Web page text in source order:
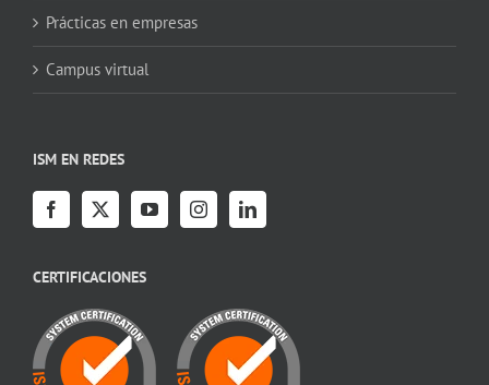
Prácticas en empresas
Campus virtual
ISM EN REDES
CERTIFICACIONES